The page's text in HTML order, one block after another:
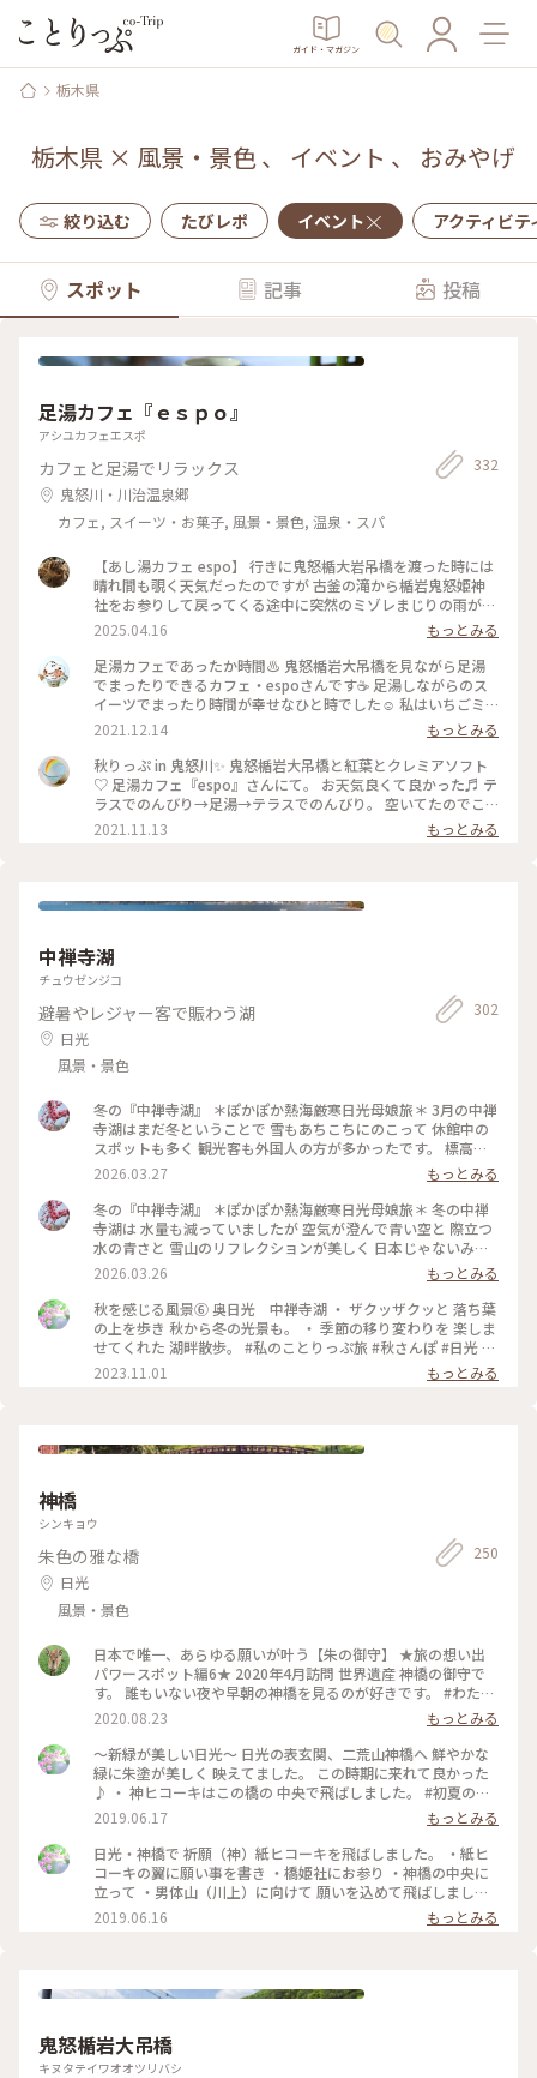
ガイド・マガジン
栃木県
栃木県 × 風景・景色、 イベント 、 おみやげ
絞り込む たびレポ イベント アクティビテ
スポット 記事 投稿
足湯カフェ『ｅｓｐｏ』
アシユカフェエスポ
カフェと足湯でリラックス
鬼怒川・川治温泉郷
カフェ, スイーツ・お菓子, 風景・景色, 温泉・スパ
332
【あし湯カフェ espo】 行きに鬼怒楯大岩吊橋を渡った時には
晴れ間も覗く天気だったのですが 古釜の滝から楯岩鬼怒姫神
社をお参りして戻ってくる途中に突然のミゾレまじりの雨が😫
☔ 駆け足で吊橋を渡ってその先にあるあし湯カフェで雨宿りで
す☕️ こちらのカフェはホテルサンシャイン鬼怒川さんのカフェ
です 宿泊してなくてもカフェ利用ができました🙆‍♀️ 注文する時
にあし湯利用ですと伝えるとありがたいことにタオルも貸して
もらえます(*´꒳`*) 雨に濡れたのと気温が寒かったのであった
かいコーヒーを頂こうかと思ったんですが あし湯に浸かりな
がらなのでせっかくだから鬼怒川サイダーのいちごにしてみま
した🍓 サイダーは人工的なイチゴの味ではなくちゃんと果汁
のイチゴの味がしてめちゃ美味しかったです😋 おまけの4枚目
はお手洗いをお借りした際にホテルサンシャイン鬼怒川さんの
ロビーを通るんですが 何故かシロクマさんがいらっしゃいま
してびっくり🐻‍❄️ｶﾞｵｰ あとお手洗いのマークもイチゴちゃんで
っぷ日光
2025.04.16
もっとみる
足湯カフェであったか時間♨️ 鬼怒楯岩大吊橋を見ながら足湯
でまったりできるカフェ・espoさんです☕️ 足湯しながらのス
イーツでまったり時間が幸せなひと時でした☺️ 私はいちごミ
ルク🍓のドリンクをいただきました！ 冷たかったけれど、足湯
しながらなのでちょうどよかったです😊 母はアイスやゼリー
などが中に入っている、珈琲モンブランを頼みました！ コー
ヒーパウダーの紅葉🍁が秋らしかったです。 高い所が苦手で、
吊橋は途中までしか渡れなかったのでカフェからの素敵な眺め
を楽しめてよかったです✨ 入った時は熱めかな？と思ったけれ
ど、慣れてくると心地よくて、ついつい長居をしてしまいまし
カフェ #カフェ巡り #スイーツ #秋日和 #私のことりっぷ #吊橋
な毎日
2021.12.14
もっとみる
秋りっぷ in 鬼怒川✨ 鬼怒楯岩大吊橋と紅葉とクレミアソフト
♡ 足湯カフェ『espo』さんにて。 お天気良くて良かった♬ テ
ラスでのんびり→足湯→テラスでのんびり。 空いてたのでこ
れをエンドレスで（笑） ブルーハワイの炭酸氷（コオリなん
です🧊）が 青空とリンクしているようでした💙 #足湯カフェ
2021.11.13 もっとみる
中禅寺湖
チュウゼンジコ
避暑やレジャー客で賑わう湖
日光
風景・景色
302
冬の『中禅寺湖』 ＊ぽかぽか熱海厳寒日光母娘旅＊ 3月の中禅
寺湖はまだ冬ということで 雪もあちこちにのこって 休館中の
スポットも多く 観光客も外国人の方が多かったです。 標高が
1269mという 日本一高い場所にある中禅寺湖 冬は水量が減る
ため 「華厳の滝」もびっくりするほど 水量が少なく 滝つぼの
方は凍っていました。 冬枯れの山も相まって これが「華厳の
滝」！？という感じ💦 やはり紅葉の時期に 見てみたかったで
す😆 静かな湖は何度見ても美しく 心から癒されました✨💙 ・
正面から見るスワンボート アオレンジャー？ モモレンジャ
ー？ 緑や桃色の仮面を被った 戦隊のように見えました🤣 ・ ・
#ちいさな列車旅 #ぽかぽか熱海厳寒日光母娘旅 #母娘旅 #こと
りっぷ日光 #ことりっぷ栃木 #ドライブ #日光ドライブ #冬の
中禅寺湖 #冬の日光 #湖 #冬 #華厳の滝 #滝 #スワンボート #日
光 #日光市 #栃木県 #栃木
2026.03.27
もっとみる
冬の『中禅寺湖』 ＊ぽかぽか熱海厳寒日光母娘旅＊ 冬の中禅
寺湖は 水量も減っていましたが 空気が澄んで青い空と 際立つ
水の青さと 雪山のリフレクションが美しく 日本じゃないみた
いに 素敵な景色を見せてくれました💙 紅葉の季節が最高なの
は わかっていましたが 私たちには初めての 中禅寺湖✨ 冬なら
ではの景色を楽しめました🥰 ・ 湖畔にはたくさんのスワンボ
ート🦢 白鳥のプリンセスや 個性的な黒鳥さんなど 春が来るの
を待っていました💕 3月の中禅寺湖はシーズンオフ 素敵ユーザ
ーさんたちの 投稿を見て行きたかった 英国大使館別荘などは
閉館中🤣 残念ではありましたが 無理だと思っていたいろは坂
ライブ #中禅寺湖 #冬の中禅寺湖 #冬の日光 #リフレクション #
2026.03.26
もっとみる
秋を感じる風景⑥ 奥日光 中禅寺湖 ・ ザクッザクッと 落ち葉
の上を歩き 秋から冬の光景も。 ・ 季節の移り変わりを 楽しま
せてくれた 湖畔散歩。 #私のことりっぷ旅 #秋さんぽ #日光 #
紅葉 #奥日光 #中禅寺湖
2023.11.01 もっとみる
神橋
シンキョウ
朱色の雅な橋
日光
風景・景色
250
日本で唯一、あらゆる願いが叶う【朱の御守】 ★旅の想い出
パワースポット編6★ 2020年4月訪問 世界遺産 神橋の御守で
す。 誰もいない夜や早朝の神橋を見るのが好きです。 #わたし
の旅 #旅の想い出 #神橋 #日光 #御守 #朱の御守 #世界遺産 #ラ
イトアップ #橋
2020.08.23
もっとみる
〜新緑が美しい日光〜 日光の表玄関、二荒山神橋へ 鮮やかな
緑に朱塗が美しく 映えてました。 この時期に来れて良かった
♪ ・ 神ヒコーキはこの橋の 中央で飛ばしました。 #初夏の彩
り #夏旅2019 #日光#日光ことりっぷ#二荒山神橋#神橋
2019.06.17
もっとみる
日光・神橋で 祈願（神）紙ヒコーキを飛ばしました。 ・紙ヒ
コーキの翼に願い事を書き ・橋姫社にお参り ・神橋の中央に
立って ・男体山（川上）に向けて 願いを込めて飛ばしました
・ 願いが叶うといいな。 ・ 紙ヒコーキは一機¥100です。
（水に溶ける素材） #初夏の彩り #日光#ことりっぷ日光#日光
2019.06.16 もっとみる
鬼怒楯岩大吊橋
キヌタテイワオオツリバシ